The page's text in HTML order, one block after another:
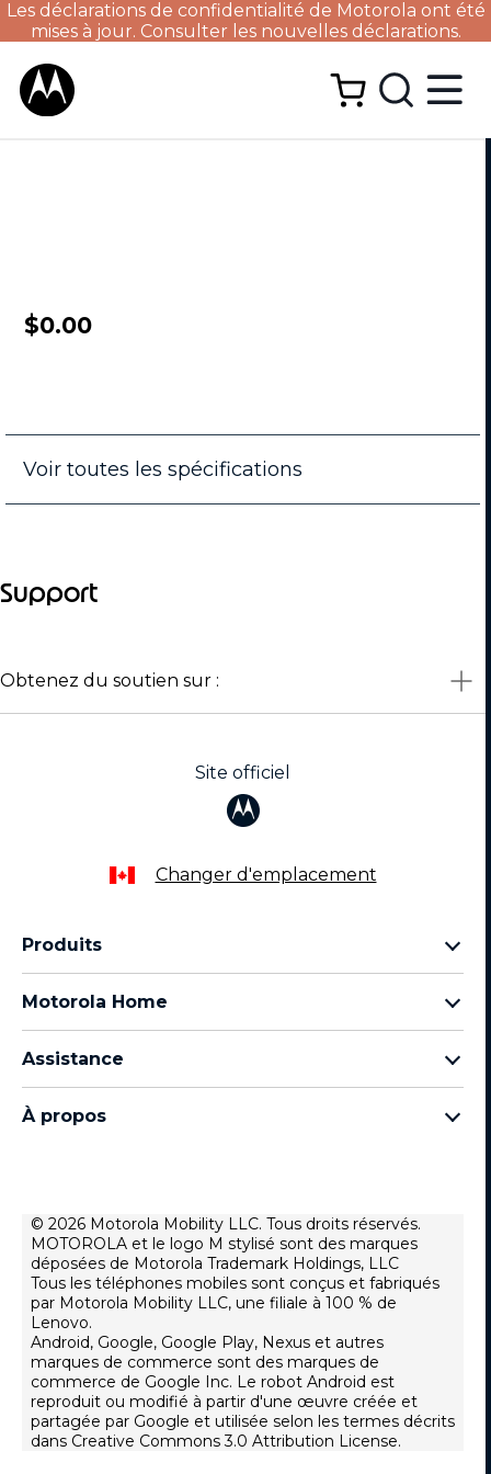
Les déclarations de confidentialité de Motorola ont été
mises à jour. Consulter les nouvelles déclarations.
$0.00
Voir toutes les spécifications
Support
Obtenez du soutien sur :
Site officiel
Changer d'emplacement
Produits
famille moto g
Chargeurs
Motorola Home
Auto accessories
Assistance
Assistance produit
À propos
Conditions de vente
Conditions d'utilisation
Confidentialité du site Web
Nouvelles
Carrières
Lenovo Cares
Confidentialité du produit
Executive Team
© 2026 Motorola Mobility LLC. Tous droits réservés.
MOTOROLA et le logo M stylisé sont des marques
déposées de Motorola Trademark Holdings, LLC
Tous les téléphones mobiles sont conçus et fabriqués
par Motorola Mobility LLC, une filiale à 100 % de
Lenovo.
Android, Google, Google Play, Nexus et autres
marques de commerce sont des marques de
commerce de Google Inc. Le robot Android est
reproduit ou modifié à partir d'une œuvre créée et
partagée par Google et utilisée selon les termes décrits
dans Creative Commons 3.0 Attribution License.